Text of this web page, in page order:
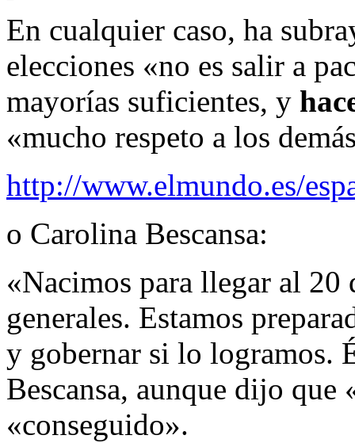
En cualquier caso, ha
elecciones «no es salir a
mayorías suficientes, y
«mucho respeto a los
http://www.elmundo.es/
o Carolina Bescansa:
«Nacimos para llegar al 20
generales. Estamos
y gobernar si lo logramos.
Bescansa, aunque dijo
«conseguido».